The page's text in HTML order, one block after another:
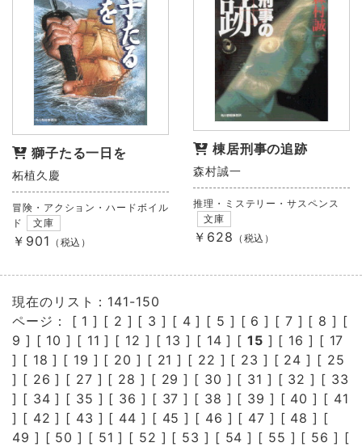
獅子たる一日を
柘植久慶
冒険・アクション・ハードボイル
ド
文庫
￥901 （税込）
棟居刑事の追跡
森村誠一
推理・ミステリー・サスペンス
文庫
￥628 （税込）
現在のリスト：141-150
ページ： [ 1 ] [ 2 ] [ 3 ] [ 4 ] [ 5 ] [ 6 ] [ 7 ] [ 8 ] [
9 ] [ 10 ] [ 11 ] [ 12 ] [ 13 ] [ 14 ] [ 15 ] [ 16 ] [ 17
] [ 18 ] [ 19 ] [ 20 ] [ 21 ] [ 22 ] [ 23 ] [ 24 ] [ 25
] [ 26 ] [ 27 ] [ 28 ] [ 29 ] [ 30 ] [ 31 ] [ 32 ] [ 33
] [ 34 ] [ 35 ] [ 36 ] [ 37 ] [ 38 ] [ 39 ] [ 40 ] [ 41
] [ 42 ] [ 43 ] [ 44 ] [ 45 ] [ 46 ] [ 47 ] [ 48 ] [
49 ] [ 50 ] [ 51 ] [ 52 ] [ 53 ] [ 54 ] [ 55 ] [ 56 ] [